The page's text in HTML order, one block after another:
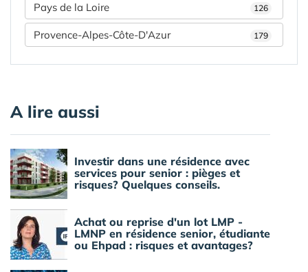
Pays de la Loire 126
Provence-Alpes-Côte-D'Azur 179
A lire aussi
Investir dans une résidence avec
services pour senior : pièges et
risques? Quelques conseils.
Achat ou reprise d'un lot LMP -
LMNP en résidence senior, étudiante
ou Ehpad : risques et avantages?